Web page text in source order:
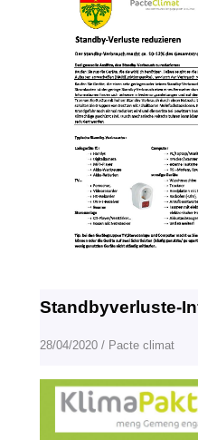
Standbyverluste-
28/04/2020/ Pacte climat